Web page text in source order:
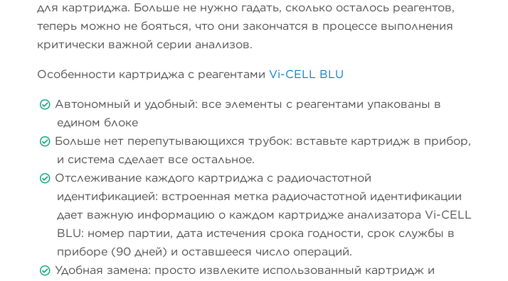
для картриджа. Больше не нужно гадать, сколько осталось реагентов,
теперь можно не бояться, что они закончатся в процессе выполнения
критически важной серии анализов.
Особенности картриджа с реагентами Vi-CELL BLU
Автономный и удобный: все элементы с реагентами упакованы в
едином блоке
Больше нет перепутывающихся трубок: вставьте картридж в прибор,
и система сделает все остальное.
Отслеживание каждого картриджа с радиочастотной
идентификацией: встроенная метка радиочастотной идентификации
дает важную информацию о каждом картридже анализатора Vi-CELL
BLU: номер партии, дата истечения срока годности, срок службы в
приборе (90 дней) и оставшееся число операций.
Удобная замена: просто извлеките использованный картридж и